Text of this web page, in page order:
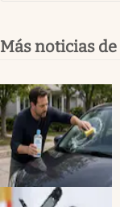
Más noticias de